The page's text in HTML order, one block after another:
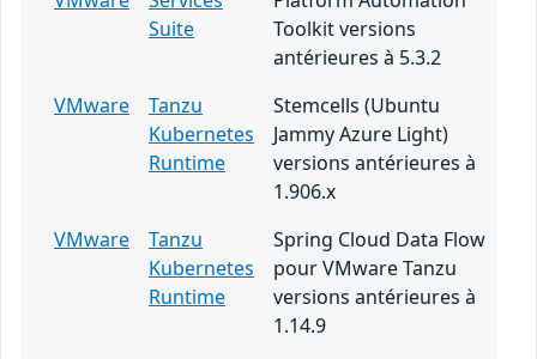
Suite
Toolkit versions
antérieures à 5.3.2
VMware
Tanzu
Kubernetes
Runtime
Stemcells (Ubuntu
Jammy Azure Light)
versions antérieures à
1.906.x
VMware
Tanzu
Kubernetes
Runtime
Spring Cloud Data Flow
pour VMware Tanzu
versions antérieures à
1.14.9